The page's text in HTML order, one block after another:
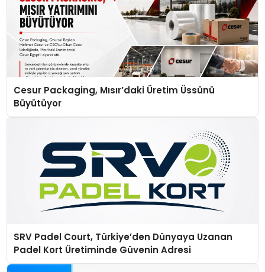
Cesur Packaging, Mısır’daki Üretim Üssünü
Büyütüyor
SRV Padel Court, Türkiye’den Dünyaya Uzanan
Padel Kort Üretiminde Güvenin Adresi